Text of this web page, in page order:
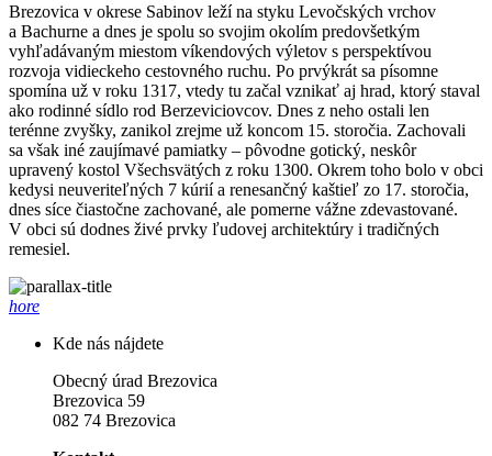
Brezovica v okrese Sabinov leží na styku Levočských vrchov
a Bachurne a dnes je spolu so svojim okolím predovšetkým
vyhľadávaným miestom víkendových výletov s perspektívou
rozvoja vidieckeho cestovného ruchu. Po prvýkrát sa písomne
spomína už v roku 1317, vtedy tu začal vznikať aj hrad, ktorý staval
ako rodinné sídlo rod Berzeviciovcov. Dnes z neho ostali len
terénne zvyšky, zanikol zrejme už koncom 15. storočia. Zachovali
sa však iné zaujímavé pamiatky – pôvodne gotický, neskôr
upravený kostol Všechsvätých z roku 1300. Okrem toho bolo v obci
kedysi neuveriteľných 7 kúrií a renesančný kaštieľ zo 17. storočia,
dnes síce čiastočne zachované, ale pomerne vážne zdevastované.
V obci sú dodnes živé prvky ľudovej architektúry i tradičných
remesiel.
hore
Kde nás nájdete
Obecný úrad Brezovica
Brezovica 59
082 74 Brezovica